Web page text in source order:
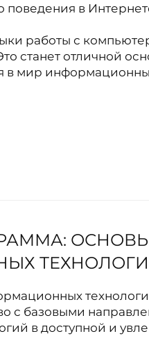
поведения в
работы с
станет отличной
в мир
с базовыми
в доступной и